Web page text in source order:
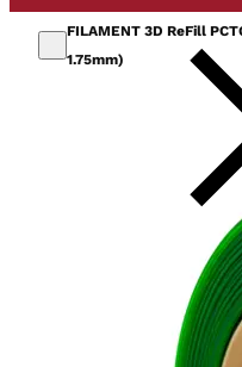
FILAMENT 3D ReFill
1.75mm)